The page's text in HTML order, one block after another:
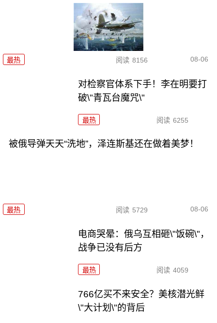
最热 阅读 8156 08-06
对检察官体系下手！李在明要打
破\"青瓦台魔咒\"
最热 阅读 6255
被俄导弹天天“洗地”，泽连斯基还在做着美梦！
最热 阅读 5729 08-06
电商哭晕：俄乌互相砸\"饭碗\"，
战争已没有后方
最热 阅读 4059
766亿买不来安全？美核潜光鲜
\"大计划\"的背后